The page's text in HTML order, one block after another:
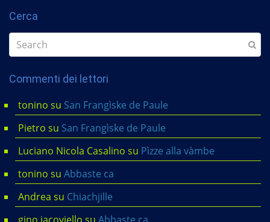
Cerca
Commenti dei lettori
tonino su San Frangìske de Paule
Pietro su San Frangìske de Paule
Luciano Nicola Casalino su Pìzze alla vàmbe
tonino su Abbaste ca
Andrea su Chiachjille
gino iacoviello su Abbaste ca